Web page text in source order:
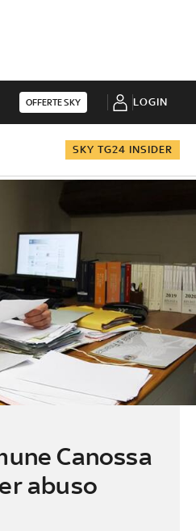
OFFERTE SKY LOGIN
SKY TG24 INSIDER
Canossa
abuso